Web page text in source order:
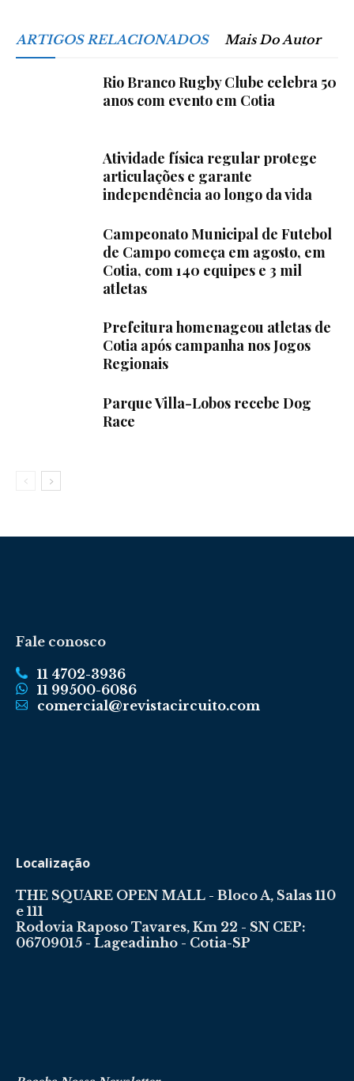
ARTIGOS RELACIONADOS Mais Do Autor
Rio Branco Rugby Clube celebra 50
anos com evento em Cotia
Atividade física regular protege
articulações e garante
independência ao longo da vida
Campeonato Municipal de Futebol
de Campo começa em agosto, em
Cotia, com 140 equipes e 3 mil
atletas
Prefeitura homenageou atletas de
Cotia após campanha nos Jogos
Regionais
Parque Villa-Lobos recebe Dog
Race
Fale conosco
11 4702-3936
11 99500-6086
comercial@revistacircuito.com
Localização
THE SQUARE OPEN MALL - Bloco A, Salas 110
e 111
Rodovia Raposo Tavares, Km 22 - SN CEP:
06709015 - Lageadinho - Cotia-SP